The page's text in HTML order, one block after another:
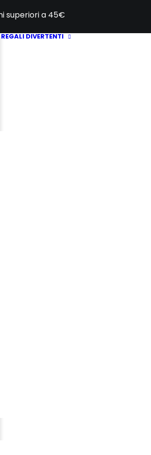
superiori a 45€
REGALI DIVERTENTI